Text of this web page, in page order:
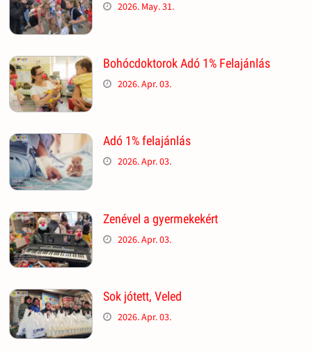
2026. May. 31.
Bohócdoktorok Adó 1% Felajánlás
2026. Apr. 03.
Adó 1% felajánlás
2026. Apr. 03.
Zenével a gyermekekért
2026. Apr. 03.
Sok jótett, Veled
2026. Apr. 03.